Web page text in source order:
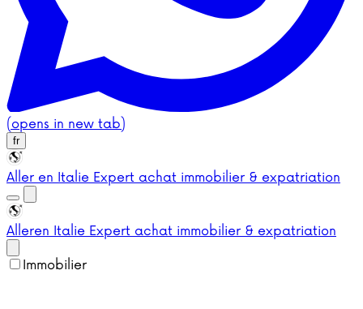
(opens in new tab)
fr
Aller en Italie Expert achat immobilier & expatriation
Alleren Italie Expert achat immobilier & expatriation
Immobilier